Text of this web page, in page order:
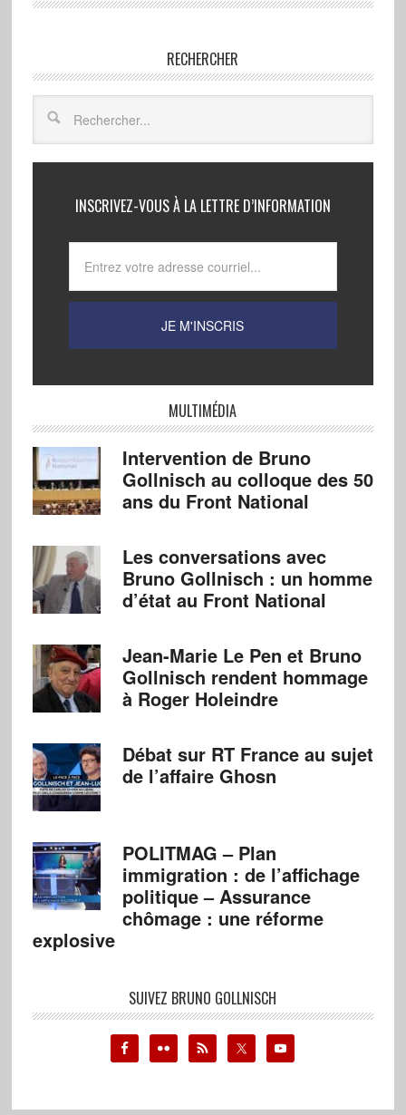
RECHERCHER
INSCRIVEZ-VOUS À LA LETTRE D’INFORMATION
MULTIMÉDIA
Intervention de Bruno
Gollnisch au colloque des 50
ans du Front National
Les conversations avec
Bruno Gollnisch : un homme
d’état au Front National
Jean-Marie Le Pen et Bruno
Gollnisch rendent hommage
à Roger Holeindre
Débat sur RT France au sujet
de l’affaire Ghosn
POLITMAG – Plan
immigration : de l’affichage
politique – Assurance
chômage : une réforme
explosive
SUIVEZ BRUNO GOLLNISCH